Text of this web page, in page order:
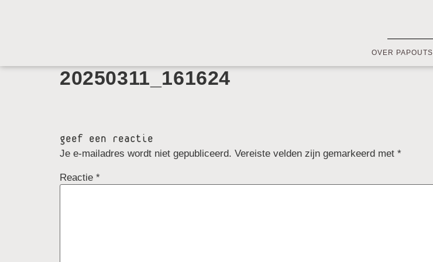
OVER PAPOUTSI
20250311_161624
geef een reactie
Je e-mailadres wordt niet gepubliceerd. Vereiste velden zijn gemarkeerd met *
Reactie *